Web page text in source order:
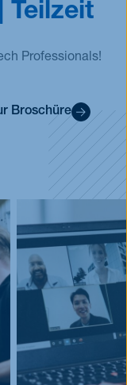
Teilzeit
Professionals!
Broschüre